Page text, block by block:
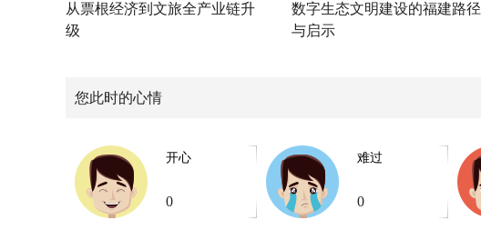
从票根经济到文旅全产业链升
级
数字生态文明建设的福建路径
与启示
您此时的心情
开心
0
难过
0